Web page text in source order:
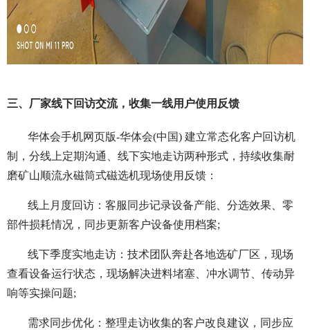
三、厂家线下回访交流，收集一线用户使用反馈
华体会手机网页版-华体会(中国) 建立常态化客户回访机
制，分线上定期沟通、线下实地走访两种形式，持续收集耐
磨矿山顺流永磁筒式磁选机现场使用反馈：
线上月度回访：客服同步记录设备产能、分选效果、零
部件损耗情况，同步更新客户设备使用档案;
线下季度实地走访：技术团队奔赴各地选矿厂区，现场
查看设备运行状态，现场解决进料堵塞、冲水调节、传动异
响等实操问题;
需求同步优化：整理走访收集的客户改良建议，同步应